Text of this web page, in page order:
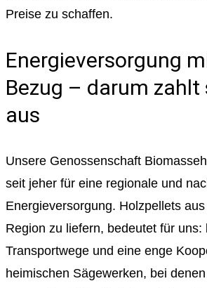
Preise zu schaffen.
Energieversorgung
Bezug – darum zahlt
aus
Unsere Genossenschaft
seit jeher für eine regionale und
Energieversorgung. Holzpellets
Region zu liefern, bedeutet für uns:
Transportwege und eine enge
heimischen Sägewerken, bei